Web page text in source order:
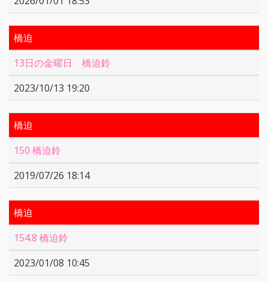
橋迫
13日の金曜日 橋迫鈴
2023/10/13 19:20
橋迫
150 橋迫鈴
2019/07/26 18:14
橋迫
154.8 橋迫鈴
2023/01/08 10:45